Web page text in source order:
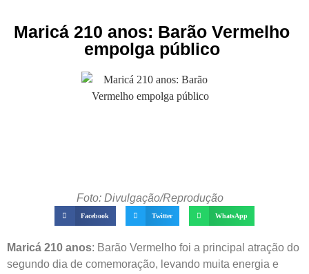
Maricá 210 anos: Barão Vermelho
empolga público
Foto: Divulgação/Reprodução
Facebook Twitter WhatsApp
Maricá 210 anos: Barão Vermelho foi a principal atração do
segundo dia de comemoração, levando muita energia e